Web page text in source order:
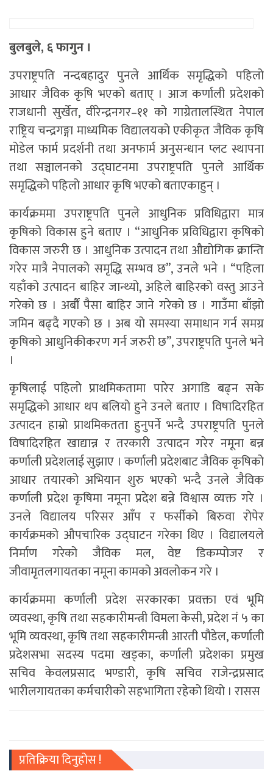
बुलबुले, ६ फागुन ।
उपराष्ट्रपति नन्दबहादुर पुनले आर्थिक समृद्धिको पहिलो
आधार जैविक कृषि भएको बताए् । आज कर्णाली प्रदेशको
राजधानी सुर्खेत, वीरेन्द्रनगर–११ को गाग्रेतालस्थित नेपाल
राष्ट्रिय चन्द्रगङ्गा माध्यमिक विद्यालयको एकीकृत जैविक कृषि
मोडेल फार्म प्रदर्शनी तथा अनफार्म अनुसन्धान प्लट स्थापना
तथा सञ्चालनको उद्घाटनमा उपराष्ट्रपति पुनले आर्थिक
समृद्धिको पहिलो आधार कृषि भएको बताएकाहुन् ।
कार्यक्रममा उपराष्ट्रपति पुनले आधुनिक प्रविधिद्वारा मात्र
कृषिको विकास हुने बताए । “आधुनिक प्रविधिद्वारा कृषिको
विकास जरुरी छ । आधुनिक उत्पादन तथा औद्योगिक क्रान्ति
गरेर मात्रै नेपालको समृद्धि सम्भव छ”, उनले भने । “पहिला
यहाँको उत्पादन बाहिर जान्थ्यो, अहिले बाहिरको वस्तु आउने
गरेको छ । अर्बौं पैसा बाहिर जाने गरेको छ । गाउँमा बाँझो
जमिन बढ्दै गएको छ । अब यो समस्या समाधान गर्न समग्र
कृषिको आधुनिकीकरण गर्न जरुरी छ”, उपराष्ट्रपति पुनले भने
।
कृषिलाई पहिलो प्राथमिकतामा पारेर अगाडि बढ्न सके
समृद्धिको आधार थप बलियो हुने उनले बताए । विषादिरहित
उत्पादन हाम्रो प्राथमिकतता हुनुपर्ने भन्दै उपराष्ट्रपति पुनले
विषादिरहित खाद्यान्न र तरकारी उत्पादन गरेर नमूना बन्न
कर्णाली प्रदेशलाई सुझाए । कर्णाली प्रदेशबाट जैविक कृषिको
आधार तयारको अभियान शुरु भएको भन्दै उनले जैविक
कर्णाली प्रदेश कृषिमा नमूना प्रदेश बन्ने विश्वास व्यक्त गरे ।
उनले विद्यालय परिसर आँप र फर्सीको बिरुवा रोपेर
कार्यक्रमको औपचारिक उद्घाटन गरेका थिए । विद्यालयले
निर्माण गरेको जैविक मल, वेष्ट डिकम्पोजर र
जीवामृतलगायतका नमूना कामको अवलोकन गरे ।
कार्यक्रममा कर्णाली प्रदेश सरकारका प्रवक्ता एवं भूमि
व्यवस्था, कृषि तथा सहकारीमन्त्री विमला केसी, प्रदेश नं ५ का
भूमि व्यवस्था, कृषि तथा सहकारीमन्त्री आरती पौडेल, कर्णाली
प्रदेशसभा सदस्य पदमा खड्का, कर्णाली प्रदेशका प्रमुख
सचिव केवलप्रसाद भण्डारी, कृषि सचिव राजेन्द्रप्रसाद
भारीलगायतका कर्मचारीको सहभागिता रहेको थियो । रासस
प्रतिक्रिया दिनुहोस !